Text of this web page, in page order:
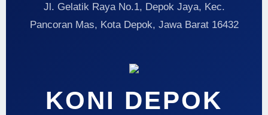
Jl. Gelatik Raya No.1, Depok Jaya, Kec.
Pancoran Mas, Kota Depok, Jawa Barat 16432
KONI DEPOK